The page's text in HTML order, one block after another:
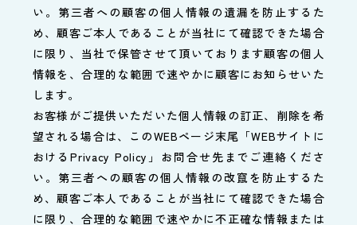
い。第三者への顧客の個人情報の遺漏を防止するた
め、顧客ご本人であることが当社にて確認できた場合
に限り、当社で保管させて頂いております顧客の個人
情報を、合理的な範囲で速やかに顧客にお知らせいた
します。
お客様がご提供いただいた個人情報の訂正、削除を希
望される場合は、このWEBページ末尾「WEBサイトに
おけるPrivacy Policy」お問合せ先までご連絡くださ
い。第三者への顧客の個人情報の改竄を防止するた
め、顧客ご本人であることが当社にて確認できた場合
に限り、合理的な範囲で速やかに不正確な情報または